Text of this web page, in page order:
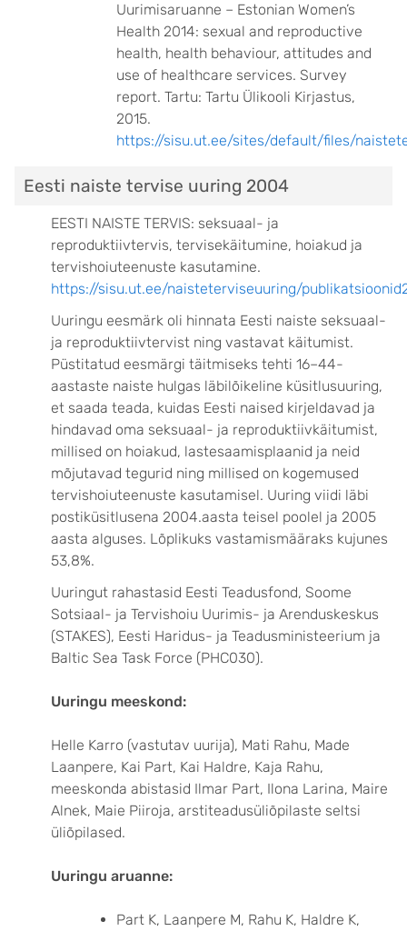
Uurimisaruanne – Estonian Women’s
Health 2014: sexual and reproductive
health, health behaviour, attitudes and
use of healthcare services. Survey
report. Tartu: Tartu Ülikooli Kirjastus,
2015.
https://sisu.ut.ee/sites/default/files/
Eesti naiste tervise uuring 2004
EESTI NAISTE TERVIS: seksuaal- ja
reproduktiivtervis, tervisekäitumine, hoiakud ja
tervishoiuteenuste kasutamine.
https://sisu.ut.ee/naisteterviseuuring/
Uuringu eesmärk oli hinnata Eesti naiste seksuaal-
ja reproduktiivtervist ning vastavat käitumist.
Püstitatud eesmärgi täitmiseks tehti 16–44-
aastaste naiste hulgas läbilõikeline küsitlusuuring,
et saada teada, kuidas Eesti naised kirjeldavad ja
hindavad oma seksuaal- ja reproduktiivkäitumist,
millised on hoiakud, lastesaamisplaanid ja neid
mõjutavad tegurid ning millised on kogemused
tervishoiuteenuste kasutamisel. Uuring viidi läbi
postiküsitlusena 2004.aasta teisel poolel ja 2005
aasta alguses. Lõplikuks vastamismääraks kujunes
53,8%.
Uuringut rahastasid Eesti Teadusfond, Soome
Sotsiaal- ja Tervishoiu Uurimis- ja Arenduskeskus
(STAKES), Eesti Haridus- ja Teadusministeerium ja
Baltic Sea Task Force (PHC030).
Uuringu meeskond:
Helle Karro (vastutav uurija), Mati Rahu, Made
Laanpere, Kai Part, Kai Haldre, Kaja Rahu,
meeskonda abistasid Ilmar Part, Ilona Larina, Maire
Alnek, Maie Piiroja, arstiteadusüliõpilaste seltsi
üliõpilased.
Uuringu aruanne:
Part K, Laanpere M, Rahu K, Haldre K,